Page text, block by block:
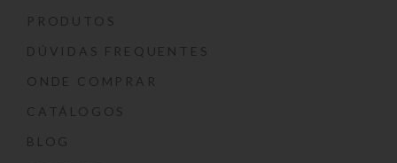
PRODUTOS
DÚVIDAS FREQUENTES
ONDE COMPRAR
CATÁLOGOS
BLOG